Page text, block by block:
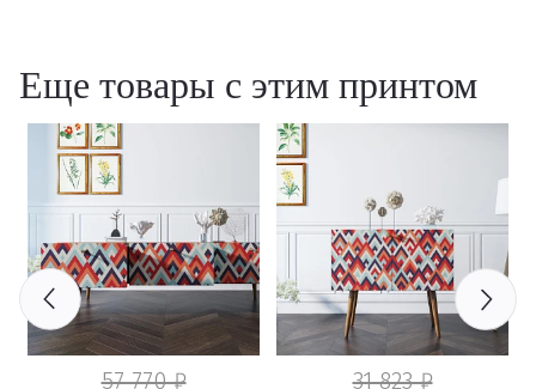
Еще товары с этим принтом
57 770 ₽ 31 823 ₽